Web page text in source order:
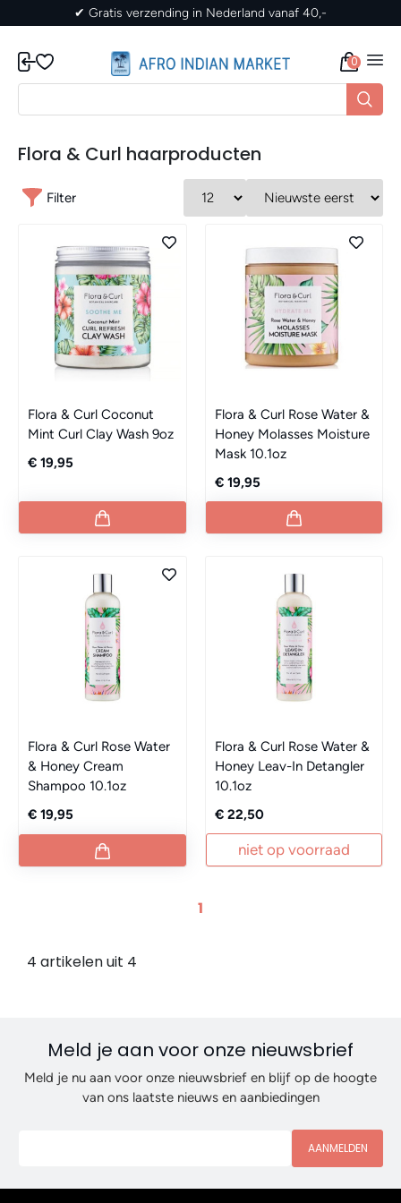
✔ Gratis verzending in Nederland vanaf 40,-
0
Flora & Curl haarproducten
Filter
Flora & Curl Coconut
Mint Curl Clay Wash 9oz
€ 19,95
Flora & Curl Rose Water &
Honey Molasses Moisture
Mask 10.1oz
€ 19,95
Flora & Curl Rose Water
& Honey Cream
Shampoo 10.1oz
€ 19,95
Flora & Curl Rose Water &
Honey Leav-In Detangler
10.1oz
€ 22,50
niet op voorraad
1
4 artikelen uit 4
Meld je aan voor onze nieuwsbrief
Meld je nu aan voor onze nieuwsbrief en blijf op de hoogte
van ons laatste nieuws en aanbiedingen
AANMELDEN